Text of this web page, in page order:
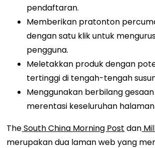
pendaftaran.
Memberikan pratonton
dengan satu klik untuk
pengguna.
Meletakkan produk dengan
tertinggi di tengah-tengah
Menggunakan berbilang
merentasi keseluruhan
TheSouth China Morning Post dan
merupakan dua laman web yang